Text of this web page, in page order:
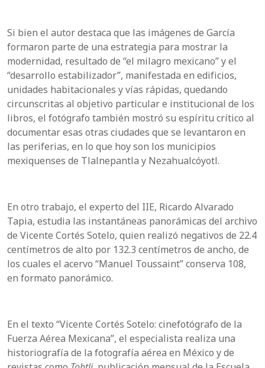
Si bien el autor destaca que las imágenes de García
formaron parte de una estrategia para mostrar la
modernidad, resultado de “el milagro mexicano” y el
“desarrollo estabilizador”, manifestada en edificios,
unidades habitacionales y vías rápidas, quedando
circunscritas al objetivo particular e institucional de los
libros, el fotógrafo también mostró su espíritu crítico al
documentar esas otras ciudades que se levantaron en
las periferias, en lo que hoy son los municipios
mexiquenses de Tlalnepantla y Nezahualcóyotl.
En otro trabajo, el experto del IIE, Ricardo Alvarado
Tapia, estudia las instantáneas panorámicas del archivo
de Vicente Cortés Sotelo, quien realizó negativos de 22.4
centímetros de alto por 132.3 centímetros de ancho, de
los cuales el acervo “Manuel Toussaint” conserva 108,
en formato panorámico.
En el texto “Vicente Cortés Sotelo: cinefotógrafo de la
Fuerza Aérea Mexicana”, el especialista realiza una
historiografía de la fotografía aérea en México y de